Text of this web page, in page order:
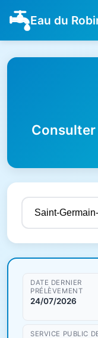
Eau du
Consulter
Résultats de
DATE DERNIER
PRÉLÈVEMENT
24/07/2026
SERVICE PUBLIC